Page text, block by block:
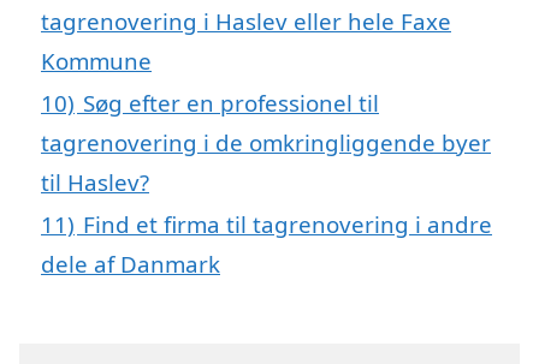
tagrenovering i Haslev eller hele Faxe
Kommune
10) Søg efter en professionel til
tagrenovering i de omkringliggende byer
til Haslev?
11) Find et firma til tagrenovering i andre
dele af Danmark